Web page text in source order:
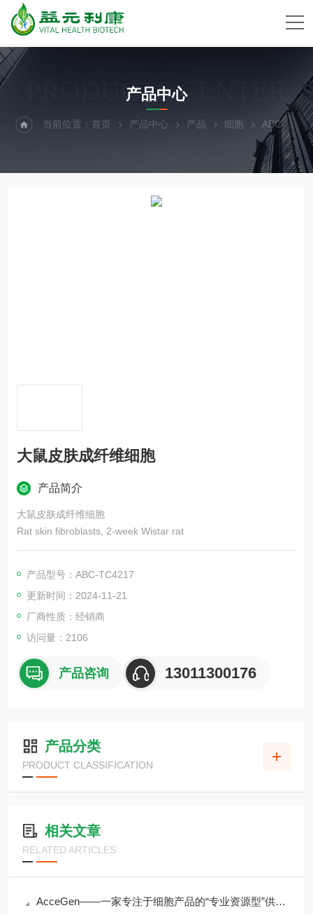
PRODUCTS CENTER
产品中心
当前位置：首页 产品中心 产品 细胞 ABC-TC4217大鼠皮肤成纤维细胞
大鼠皮肤成纤维细胞
产品简介
大鼠皮肤成纤维细胞
Rat skin fibroblasts, 2-week Wistar rat
产品型号：ABC-TC4217
更新时间：2024-11-21
厂商性质：经销商
访问量：2106
产品咨询 13011300176
产品分类
PRODUCT CLASSIFICATION
相关文章
RELATED ARTICLES
AcceGen——一家专注于细胞产品的“专业资源型”供应商